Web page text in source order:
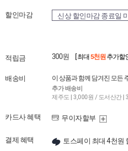
할인마감 신상 할인마감 종료일
적립금 300원 [ 최대 5천원 추가할
배송비 이 상품과 함께 담겨진 모든
추가 배송비
제주도 | 3,000원 / 도서산간 |
카드사 혜택 무이자할부
결제 혜택 토스페이 최대 4천원